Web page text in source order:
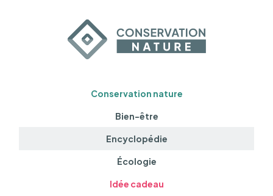
Conservation nature
Bien-être
Encyclopédie
Écologie
Idée cadeau